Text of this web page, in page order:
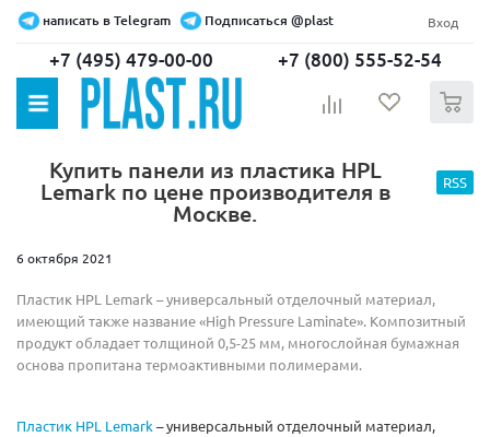
написать в Telegram Подписаться @plast Вход
+7 (495) 479-00-00 +7 (800) 555-52-54
Купить панели из пластика HPL
Lemark по цене производителя в
Москве.
RSS
6 октября 2021
Пластик HPL Lemark – универсальный отделочный материал,
имеющий также название «High Pressure Laminate». Композитный
продукт обладает толщиной 0,5-25 мм, многослойная бумажная
основа пропитана термоактивными полимерами.
Пластик HPL Lemark – универсальный отделочный материал,